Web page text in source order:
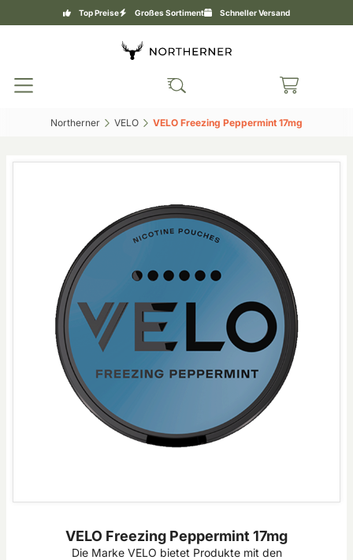
Top Preise Großes Sortiment Schneller Versand
Northerner‎ VELO‎ VELO Freezing Peppermint 17mg‎
VELO Freezing Peppermint 17mg
Die Marke VELO bietet Produkte mit den